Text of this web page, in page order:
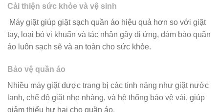
Cải thiện sức khỏe và vệ sinh
Máy giặt giúp giặt sạch quần áo hiệu quả hơn so với giặt
tay, loại bỏ vi khuẩn và tác nhân gây dị ứng, đảm bảo quần
áo luôn sạch sẽ và an toàn cho sức khỏe.
Bảo vệ quần áo
Nhiều máy giặt được trang bị các tính năng như giặt nước
lạnh, chế độ giặt nhẹ nhàng, và hệ thống bảo vệ vải, giúp
giảm thiểu hư hại cho quần áo.